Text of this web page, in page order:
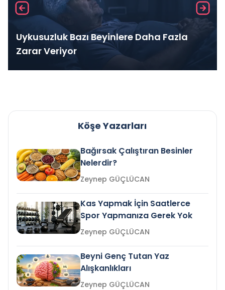
Uykusuzluk Bazı Beyinlere Daha Fazla
Zarar Veriyor
Köşe Yazarları
Bağırsak Çalıştıran Besinler
Nelerdir?
Zeynep GÜÇLÜCAN
Kas Yapmak İçin Saatlerce
Spor Yapmanıza Gerek Yok
Zeynep GÜÇLÜCAN
Beyni Genç Tutan Yaz
Alışkanlıkları
Zeynep GÜÇLÜCAN